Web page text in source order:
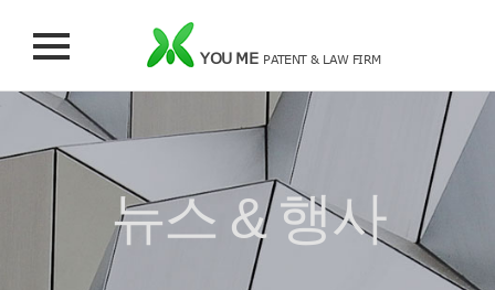
YOU ME PATENT & LAW FIRM
뉴스 & 행사